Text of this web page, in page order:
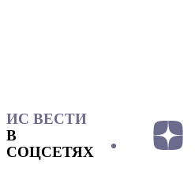
ИС ВЕСТИ
В
СОЦСЕТЯХ